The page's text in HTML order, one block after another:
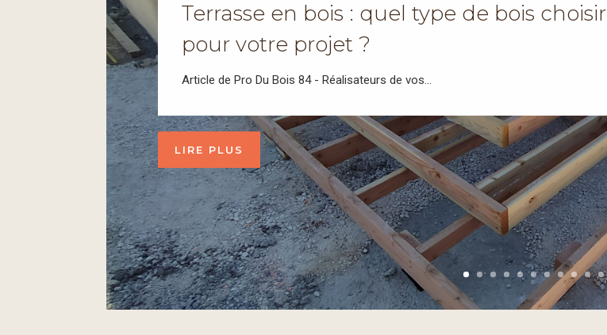
Terrasse en bois : quel type de bois choisir
pour votre projet ?
Article de Pro Du Bois 84 - Réalisateurs de vos...
LIRE PLUS